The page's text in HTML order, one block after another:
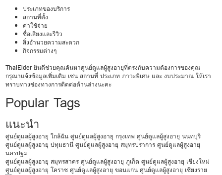
ประเภทของบริการ
สถานที่ตั้ง
ค่าใช้จ่าย
ชื่อเสียงและรีวิว
สิ่งอำนวยความสะดวก
กิจกรรมต่างๆ
ThaiElder ยินดีช่วยคุณค้นหาศูนย์ดูแลผู้สูงอายุที่ตรงกับความต้องการของคุณ
กรุณาแจ้งข้อมูลเพิ่มเติม เช่น สถานที่ ประเภท ภาวะพิเศษ และ งบประมาณ ให้เรา
ทราบทางช่องทางการติดต่อด้านล่างนะคะ
Popular Tags
แนะนำ
ศูนย์ดูแลผู้สูงอายุ ใกล้ฉัน ศูนย์ดูแลผู้สูงอายุ กรุงเทพ ศูนย์ดูแลผู้สูงอายุ นนทบุรี
ศูนย์ดูแลผู้สูงอายุ ปทุมธานี ศูนย์ดูแลผู้สูงอายุ สมุทรปราการ ศูนย์ดูแลผู้สูงอายุ
นครปฐม
ศูนย์ดูแลผู้สูงอายุ สมุทรสาคร ศูนย์ดูแลผู้สูงอายุ ภูเก็ต ศูนย์ดูแลผู้สูงอายุ เชียงใหม่
ศูนย์ดูแลผู้สูงอายุ โคราช ศูนย์ดูแลผู้สูงอายุ ขอนแก่น ศูนย์ดูแลผู้สูงอายุ เชียงราย